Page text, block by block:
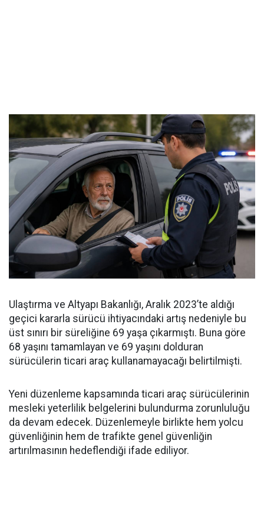
Ulaştırma ve Altyapı Bakanlığı, Aralık 2023’te aldığı
geçici kararla sürücü ihtiyacındaki artış nedeniyle bu
üst sınırı bir süreliğine 69 yaşa çıkarmıştı. Buna göre
68 yaşını tamamlayan ve 69 yaşını dolduran
sürücülerin ticari araç kullanamayacağı belirtilmişti.
Yeni düzenleme kapsamında ticari araç sürücülerinin
mesleki yeterlilik belgelerini bulundurma zorunluluğu
da devam edecek. Düzenlemeyle birlikte hem yolcu
güvenliğinin hem de trafikte genel güvenliğin
artırılmasının hedeflendiği ifade ediliyor.